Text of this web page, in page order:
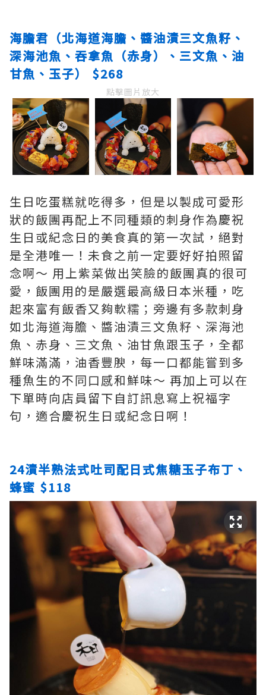
海膽君（北海道海膽、醬油漬三文魚籽、
深海池魚、吞拿魚（赤身）、三文魚、油
甘魚、玉子） $268
點擊圖片放大
生日吃蛋糕就吃得多，但是以製成可愛形
狀的飯團再配上不同種類的刺身作為慶祝
生日或紀念日的美食真的第一次試，絕對
是全港唯一！未食之前一定要好好拍照留
念啊～ 用上紫菜做出笑臉的飯團真的很可
愛，飯團用的是嚴選最高級日本米種，吃
起來富有飯香又夠軟糯；旁邊有多款刺身
如北海道海膽、醬油漬三文魚籽、深海池
魚、赤身、三文魚、油甘魚跟玉子，全都
鮮味滿滿，油香豐腴，每一口都能嘗到多
種魚生的不同口感和鮮味～ 再加上可以在
下單時向店員留下自訂訊息寫上祝福字
句，適合慶祝生日或紀念日啊！
24漬半熟法式吐司配日式焦糖玉子布丁、
蜂蜜 $118